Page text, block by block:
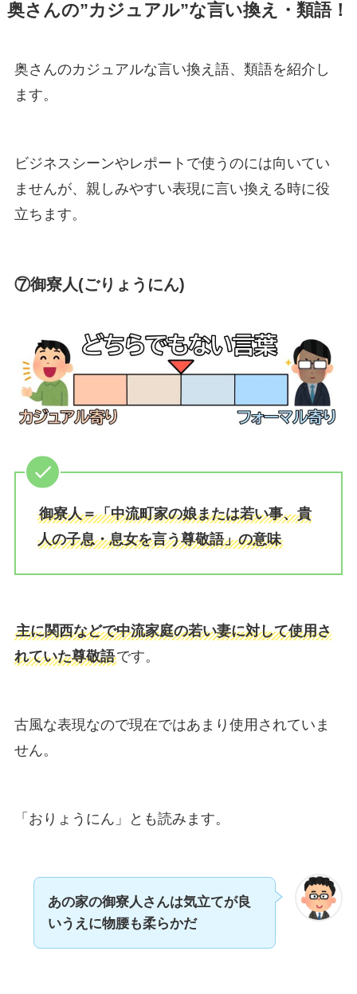
奥さんの”カジュアル”な言い換え・類語！
奥さんのカジュアルな言い換え語、類語を紹介し
ます。
ビジネスシーンやレポートで使うのには向いてい
ませんが、親しみやすい表現に言い換える時に役
立ちます。
⑦御寮人(ごりょうにん)
御寮人＝「中流町家の娘または若い事、貴
人の子息・息女を言う尊敬語」の意味
主に関西などで中流家庭の若い妻に対して使用さ
れていた尊敬語です。
古風な表現なので現在ではあまり使用されていま
せん。
「おりょうにん」とも読みます。
あの家の御寮人さんは気立てが良
いうえに物腰も柔らかだ